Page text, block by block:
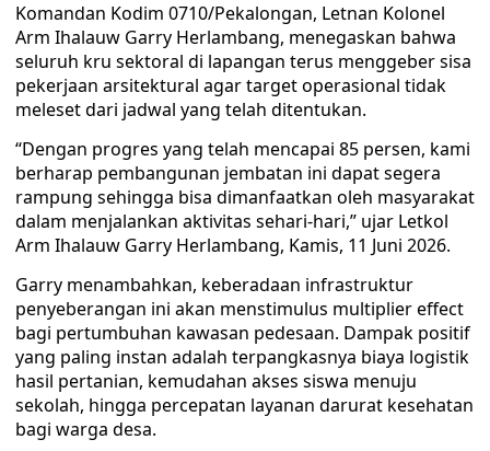
Komandan Kodim 0710/Pekalongan, Letnan Kolonel
Arm Ihalauw Garry Herlambang, menegaskan bahwa
seluruh kru sektoral di lapangan terus menggeber sisa
pekerjaan arsitektural agar target operasional tidak
meleset dari jadwal yang telah ditentukan.
“Dengan progres yang telah mencapai 85 persen, kami
berharap pembangunan jembatan ini dapat segera
rampung sehingga bisa dimanfaatkan oleh masyarakat
dalam menjalankan aktivitas sehari-hari,” ujar Letkol
Arm Ihalauw Garry Herlambang, Kamis, 11 Juni 2026.
Garry menambahkan, keberadaan infrastruktur
penyeberangan ini akan menstimulus multiplier effect
bagi pertumbuhan kawasan pedesaan. Dampak positif
yang paling instan adalah terpangkasnya biaya logistik
hasil pertanian, kemudahan akses siswa menuju
sekolah, hingga percepatan layanan darurat kesehatan
bagi warga desa.